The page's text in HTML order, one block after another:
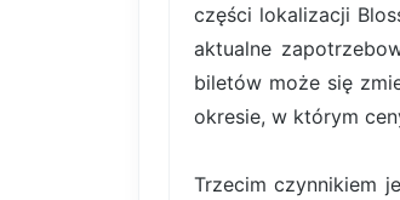
części lokalizacji
aktualne
biletów może się
okresie, w którym
Trzecim czynnikiem